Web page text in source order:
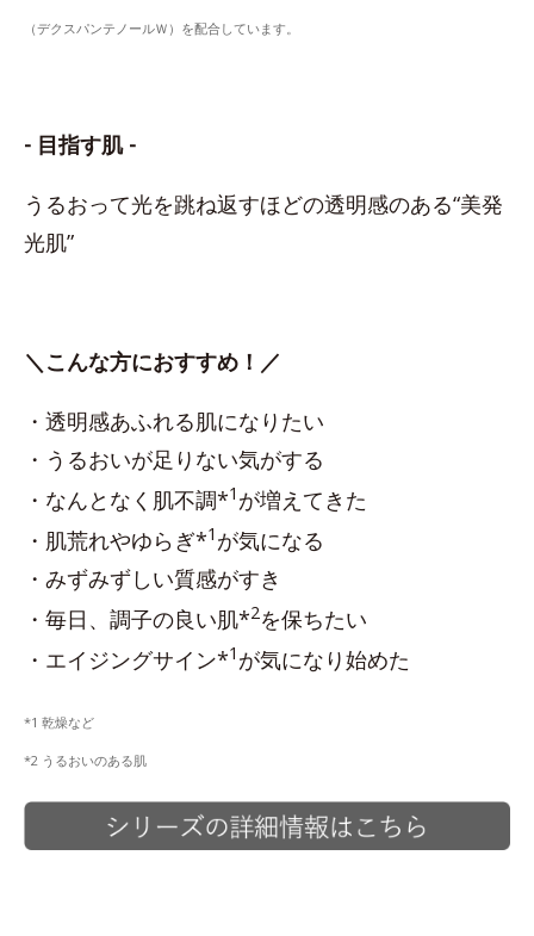
（デクスパンテノールＷ）を配合しています。
- 目指す肌 -
うるおって光を跳ね返すほどの透明感のある“美発
光肌”
＼こんな方におすすめ！／
・透明感あふれる肌になりたい
・うるおいが足りない気がする
・なんとなく肌不調*1 が増えてきた
・肌荒れやゆらぎ*1 が気になる
・みずみずしい質感がすき
・毎日、調子の良い肌*2を保ちたい
・エイジングサイン*1 が気になり始めた
*1 乾燥など
*2 うるおいのある肌